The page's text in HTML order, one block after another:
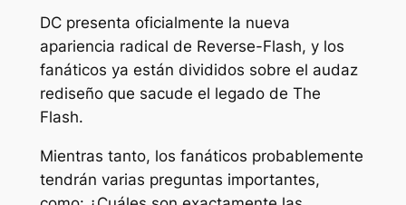
DC presenta oficialmente la nueva
apariencia radical de Reverse-Flash, y los
fanáticos ya están divididos sobre el audaz
rediseño que sacude el legado de The
Flash.
Mientras tanto, los fanáticos probablemente
tendrán varias preguntas importantes,